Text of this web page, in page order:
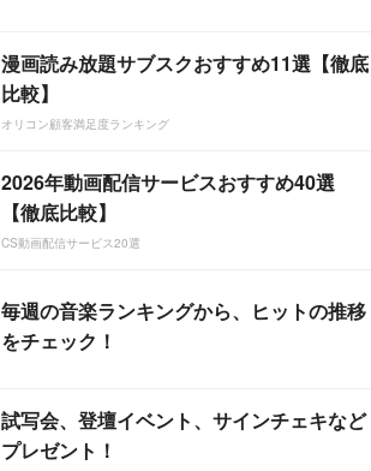
漫画読み放題サブスクおすすめ11選【徹底
比較】
オリコン顧客満足度ランキング
2026年動画配信サービスおすすめ40選
【徹底比較】
CS動画配信サービス20選
毎週の音楽ランキングから、ヒットの推移
をチェック！
試写会、登壇イベント、サインチェキなど
プレゼント！